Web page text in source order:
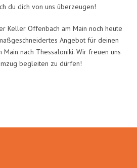
du dich von uns überzeugen!
Keller Offenbach am Main noch heute
Angebot für deinen
nach Thessaloniki. Wir freuen uns
begleiten zu dürfen!